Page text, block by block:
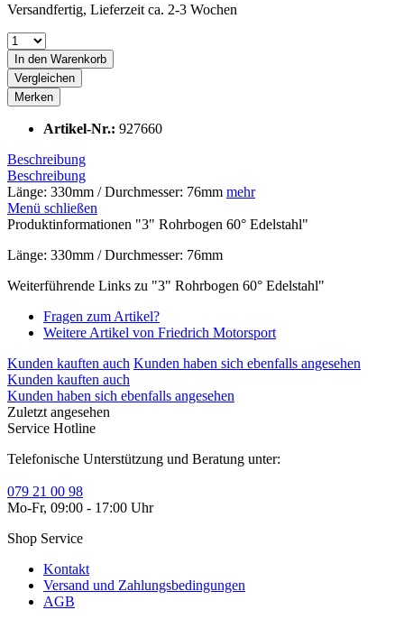
Versandfertig, Lieferzeit ca. 2-3 Wochen
In den Warenkorb
Vergleichen
Merken
Artikel-Nr.: 927660
Beschreibung
Beschreibung
Länge: 330mm / Durchmesser: 76mm mehr
Menü schließen
Produktinformationen "3" Rohrbogen 60° Edelstahl"
Länge: 330mm / Durchmesser: 76mm
Weiterführende Links zu "3" Rohrbogen 60° Edelstahl"
Fragen zum Artikel?
Weitere Artikel von Friedrich Motorsport
Kunden kauften auch Kunden haben sich ebenfalls angesehen
Kunden kauften auch
Kunden haben sich ebenfalls angesehen
Zuletzt angesehen
Service Hotline
Telefonische Unterstützung und Beratung unter:
079 21 00 98
Mo-Fr, 09:00 - 17:00 Uhr
Shop Service
Kontakt
Versand und Zahlungsbedingungen
AGB